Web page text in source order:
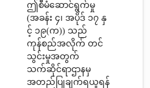
ဤစီမံဆောင်ရွက်မှု
(အခန်း ၄၊ အပိုဒ် ၁၇ နှ
င့် ၁၉(က)) သည်
ကုန်စည်အလိုက် တင်
သွင်းမှုအတွက်
သက်ဆိုင်ရာဌာနမှ
အတည်ပြုချက်ရယူရန်